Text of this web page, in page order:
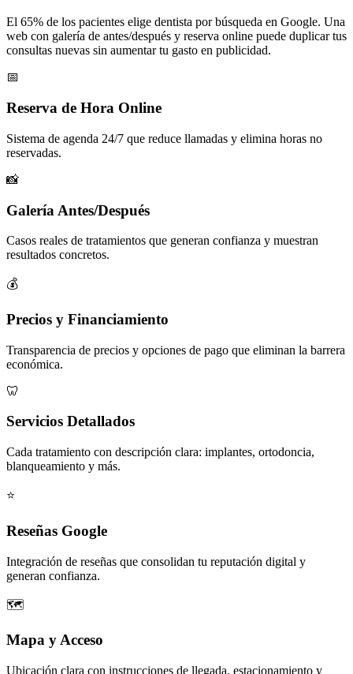
El 65% de los pacientes elige dentista por búsqueda en Google. Una
web con galería de antes/después y reserva online puede duplicar tus
consultas nuevas sin aumentar tu gasto en publicidad.
📅
Reserva de Hora Online
Sistema de agenda 24/7 que reduce llamadas y elimina horas no
reservadas.
📸
Galería Antes/Después
Casos reales de tratamientos que generan confianza y muestran
resultados concretos.
💰
Precios y Financiamiento
Transparencia de precios y opciones de pago que eliminan la barrera
económica.
🦷
Servicios Detallados
Cada tratamiento con descripción clara: implantes, ortodoncia,
blanqueamiento y más.
⭐
Reseñas Google
Integración de reseñas que consolidan tu reputación digital y
generan confianza.
🗺️
Mapa y Acceso
Ubicación clara con instrucciones de llegada, estacionamiento y